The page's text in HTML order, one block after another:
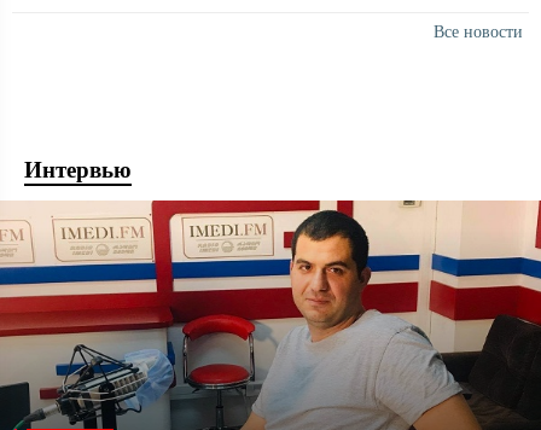
Все новости
Интервью